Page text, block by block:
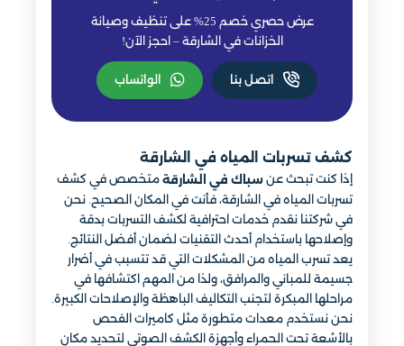
عرض حصري خصم 25% على تنظيف وصيانة
الخزانات في الشارقة – احجز الآن!
اتصل بنا الواتساب
كشف تسربات المياه في الشارقة
إذا كنت تبحث عن سباك في الشارقة متخصص في كشف
تسربات المياه في الشارقة، فأنت في المكان الصحيح. نحن
في شركتنا نقدم خدمات احترافية لكشف التسربات بدقة
وإصلاحها باستخدام أحدث التقنيات لضمان أفضل النتائج.
يعد تسرب المياه من المشكلات التي قد تتسبب في أضرار
جسيمة للمباني والمرافق، ولذا من المهم اكتشافها في
مراحلها المبكرة لتجنب التكاليف الباهظة والإصلاحات الكبيرة.
نحن نستخدم معدات متطورة مثل كاميرات الفحص
بالأشعة تحت الحمراء وأجهزة الكشف الصوتي لتحديد مكان